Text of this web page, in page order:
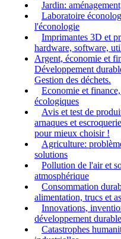
Jardin:
Laboratoire
l'éconologie
Imprimantes 3D et
hardware, software,
Argent, économie et
Développement
Gestion des déchets.
Economie et
écologiques
Avis et test de
arnaques et
pour mieux choisir !
Agriculture:
solutions
Pollution de l'air et
atmosphérique
Consommation
alimentation, trucs et
Innovations,
développement durable
Catastrophes